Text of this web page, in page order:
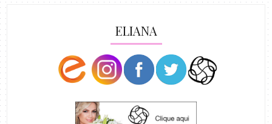
ELIANA